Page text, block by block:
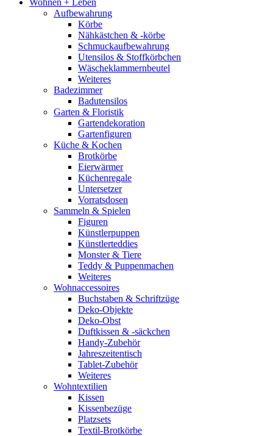
Wohnen + Leben
Aufbewahrung
Körbe
Nähkästchen & -körbe
Schmuckaufbewahrung
Utensilos & Stoffkörbchen
Wäscheklammernbeutel
Weiteres
Badezimmer
Badutensilos
Garten & Floristik
Gartendekoration
Gartenfiguren
Küche & Kochen
Brotkörbe
Eierwärmer
Küchenregale
Untersetzer
Vorratsdosen
Sammeln & Spielen
Figuren
Künstlerpuppen
Künstlerteddies
Monster & Tiere
Teddy & Puppenmachen
Weiteres
Wohnaccessoires
Buchstaben & Schriftzüge
Deko-Objekte
Deko-Obst
Duftkissen & -säckchen
Handy-Zubehör
Jahreszeitentisch
Tablet-Zubehör
Weiteres
Wohntextilien
Kissen
Kissenbezüge
Platzsets
Textil-Brotkörbe